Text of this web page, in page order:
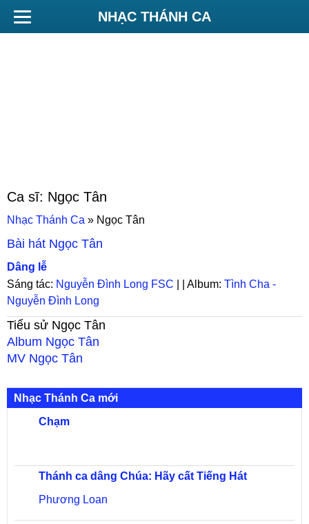
NHẠC THÁNH CA
Ca sĩ: Ngọc Tân
Nhạc Thánh Ca » Ngọc Tân
Bài hát Ngọc Tân
Dâng lễ
Sáng tác: Nguyễn Đình Long FSC | | Album: Tình Cha -
Nguyễn Đình Long
Tiểu sử Ngọc Tân
Album Ngọc Tân
MV Ngọc Tân
Nhạc Thánh Ca mới
Chạm
Thánh ca dâng Chúa: Hãy cất Tiếng Hát
Phương Loan